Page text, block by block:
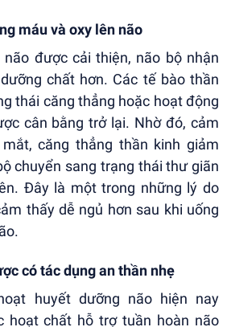
máu và oxy lên não
được cải thiện, não bộ nhận
chất hơn. Các tế bào thần
thái căng thẳng hoặc hoạt động
cân bằng trở lại. Nhờ đó, cảm
căng thẳng thần kinh giảm
chuyển sang trạng thái thư giãn
Đây là một trong những lý do
thấy dễ ngủ hơn sau khi uống
có tác dụng an thần nhẹ
huyết dưỡng não hiện nay
hoạt chất hỗ trợ tuần hoàn não